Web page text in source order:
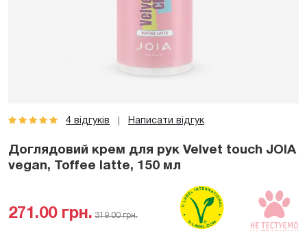
4 відгуків Написати відгук
Доглядовий крем для рук Velvet touch JOIA
vegan, Toffee latte, 150 мл
271.00 грн. 319.00 грн.